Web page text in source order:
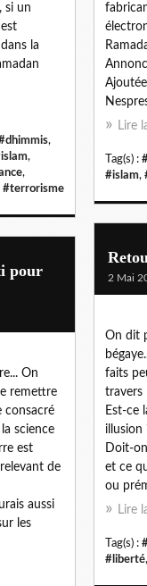
si un
la
,
,
,
#terrorisme
Lire
Tag(s) :
#islam,
2 Mai
On dit
faits
travers
Est-ce
illusion
Doit-
et ce
ou
Lire
Tag(s) :
#liberté,
pour
On
remettre
consacré
science
est
de
aussi
les